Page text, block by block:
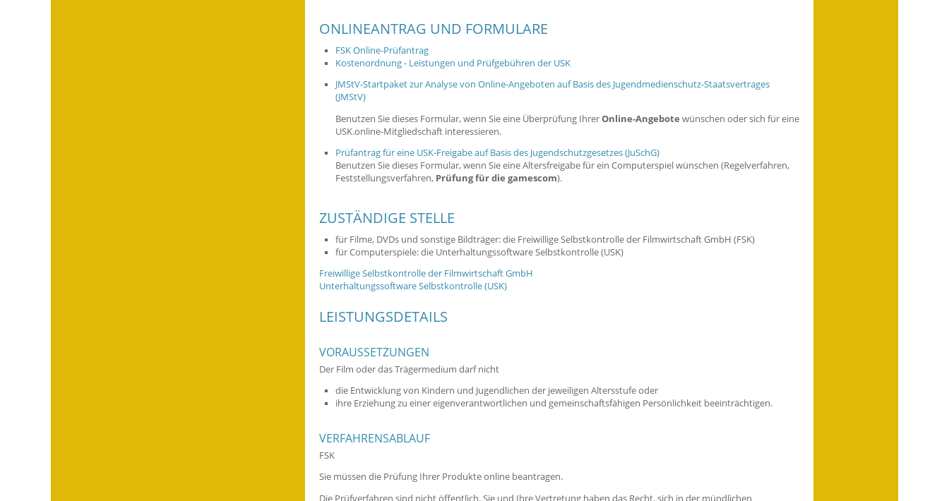
ONLINEANTRAG UND FORMULARE
FSK Online-Prüfantrag
Kostenordnung - Leistungen und Prüfgebühren der USK
JMStV-Startpaket zur Analyse von Online-Angeboten auf Basis des Jugendmedienschutz-Staatsvertrages
(JMStV)
Benutzen Sie dieses Formular, wenn Sie eine Überprüfung IhrerOnline-Angebote wünschen oder sich für eine
USK.online-Mitgliedschaft interessieren.
Prüfantrag für eine USK-Freigabe auf Basis des Jugendschutzgesetzes (JuSchG)
Benutzen Sie dieses Formular, wenn Sie eine Altersfreigabe für ein Computerspiel wünschen (Regelverfahren,
Feststellungsverfahren, Prüfung für die gamescom).
ZUSTÄNDIGE STELLE
für Filme, DVDs und sonstige Bildträger: die Freiwillige Selbstkontrolle der Filmwirtschaft GmbH (FSK)
für Computerspiele: die Unterhaltungssoftware Selbstkontrolle (USK)
Freiwillige Selbstkontrolle der Filmwirtschaft GmbH
Unterhaltungssoftware Selbstkontrolle (USK)
LEISTUNGSDETAILS
VORAUSSETZUNGEN
Der Film oder das Trägermedium darf nicht
die Entwicklung von Kindern und Jugendlichen der jeweiligen Altersstufe oder
ihre Erziehung zu einer eigenverantwortlichen und gemeinschaftsfähigen Persönlichkeit beeinträchtigen.
VERFAHRENSABLAUF
FSK
Sie müssen die Prüfung Ihrer Produkte online beantragen.
Die Prüfverfahren sind nicht öffentlich. Sie und Ihre Vertretung haben das Recht, sich in der mündlichen